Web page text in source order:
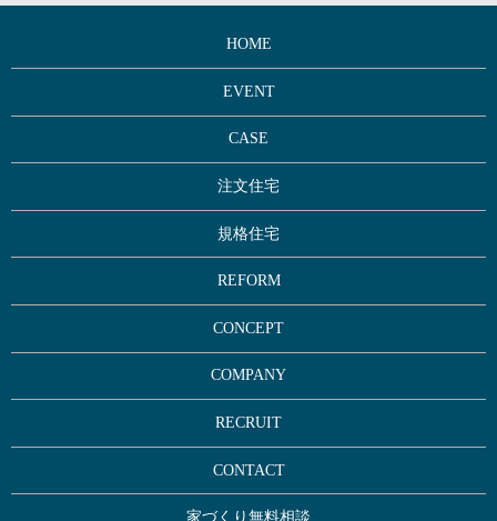
HOME
EVENT
CASE
注文住宅
規格住宅
REFORM
CONCEPT
COMPANY
RECRUIT
CONTACT
家づくり無料相談